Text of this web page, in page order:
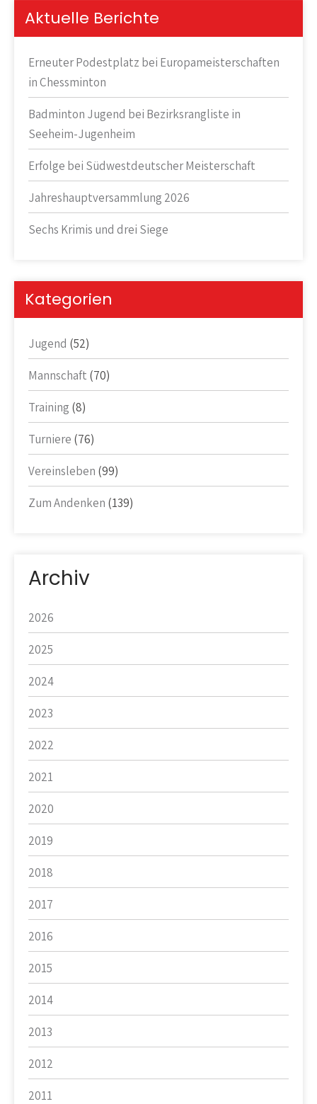
s
Aktuelle Berichte
Erneuter Podestplatz bei Europameisterschaften
in Chessminton
Badminton Jugend bei Bezirksrangliste in
Seeheim-Jugenheim
Erfolge bei Südwestdeutscher Meisterschaft
Jahreshauptversammlung 2026
Sechs Krimis und drei Siege
Kategorien
Jugend (52)
Mannschaft (70)
Training (8)
Turniere (76)
Vereinsleben (99)
Zum Andenken (139)
Archiv
2026
2025
2024
2023
2022
2021
2020
2019
2018
2017
2016
2015
2014
2013
2012
2011